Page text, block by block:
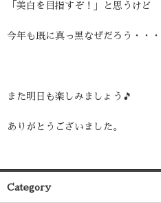
「美白を目指すぞ！」と思うけど
今年も既に真っ黒なぜだろう・・・
また明日も楽しみましょう🎵
ありがとうございました。
Category